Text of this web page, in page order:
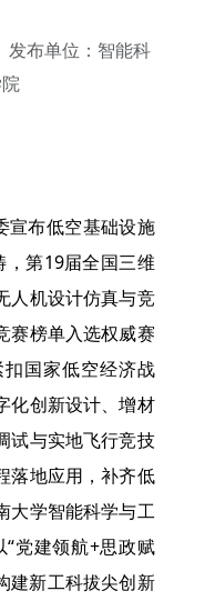
发布单位：智能科
宣布低空基础设施
第19届全国三维
人机设计仿真与竞
赛榜单入选权威赛
国家低空经济战
化创新设计、增材
试与实地飞行竞技
落地应用，补齐低
大学智能科学与工
党建领航+思政赋
建新工科拔尖创新